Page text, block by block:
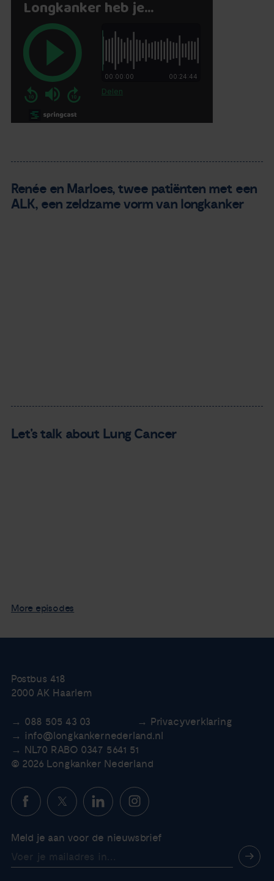
Renée en Marloes, twee patiënten met een
ALK, een zeldzame vorm van longkanker
Let's talk about Lung Cancer
More episodes
Postbus 418
2000 AK Haarlem
088 505 43 03
Privacyverklaring
info@longkankernederland.nl
NL70 RABO 0347 5641 51
© 2026 Longkanker Nederland
Meld je aan voor de nieuwsbrief